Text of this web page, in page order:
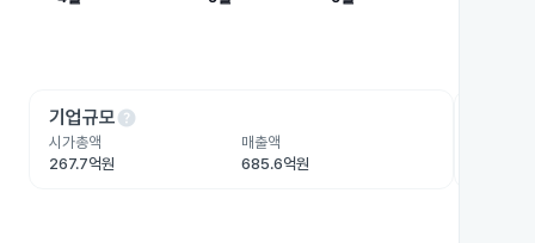
기업규모help
시가총액
267.7억원
매출액
685.6억원